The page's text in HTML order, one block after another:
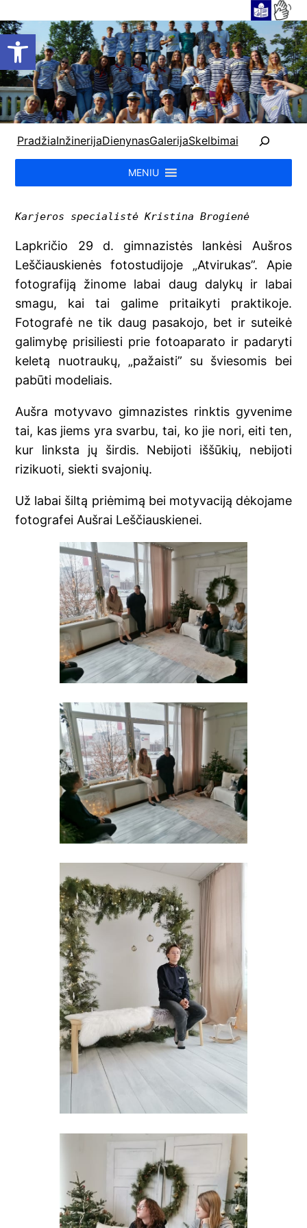
Open toolbar
PradžiaInžinerijaDienynasGalerijaSkelbimai
a
k
MENIU
Karjeros specialistė Kristina Brogienė
Lapkričio 29 d. gimnazistės lankėsi Aušros
Leščiauskienės fotostudijoje „Atvirukas”. Apie
fotografiją žinome labai daug dalykų ir labai
smagu, kai tai galime pritaikyti praktikoje.
Fotografė ne tik daug pasakojo, bet ir suteikė
galimybę prisiliesti prie fotoaparato ir padaryti
keletą nuotraukų, „pažaisti” su šviesomis bei
pabūti modeliais.
Aušra motyvavo gimnazistes rinktis gyvenime
tai, kas jiems yra svarbu, tai, ko jie nori, eiti ten,
kur linksta jų širdis. Nebijoti iššūkių, nebijoti
rizikuoti, siekti svajonių.
Už labai šiltą priėmimą bei motyvaciją dėkojame
fotografei Aušrai Leščiauskienei.